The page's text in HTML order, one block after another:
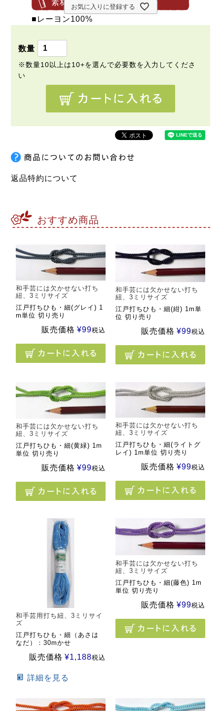
素材・サイズ等
■レーヨン100%
お気に入りに登録する
返品特約について
おすすめ商品
和手芸には欠かせない打ち
紐、3ミリサイズ
江戸打ちひも・細(グレイ) 1
m単位 切り売り
販売価格 ¥99税込
和手芸には欠かせない打ち
紐、3ミリサイズ
江戸打ちひも・細(紺) 1m単
位 切り売り
販売価格 ¥99税込
和手芸には欠かせない打ち
紐、3ミリサイズ
江戸打ちひも・細(黄緑) 1m
単位 切り売り
販売価格 ¥99税込
和手芸には欠かせない打ち
紐、3ミリサイズ
江戸打ちひも・細(ライトグ
レイ) 1m単位 切り売り
販売価格 ¥99税込
和手芸用打ち紐、3ミリサイ
ズ
江戸打ちひも・細（あさは
なだ）：30mかせ
販売価格 ¥1,188税込
詳細を見る
和手芸には欠かせない打ち
紐、3ミリサイズ
江戸打ちひも・細(藤色) 1m
単位 切り売り
販売価格 ¥99税込